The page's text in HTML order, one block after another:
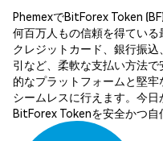
PhemexでBitForex Token
何百万人もの信頼を得ている
クレジットカード、銀行振
引など、柔軟な支払い方法
的なプラットフォームと堅
シームレスに行えます。今
BitForex Tokenを安全かつ自